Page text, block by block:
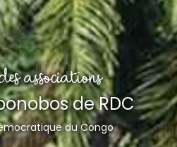
associations
de RDC
du Congo